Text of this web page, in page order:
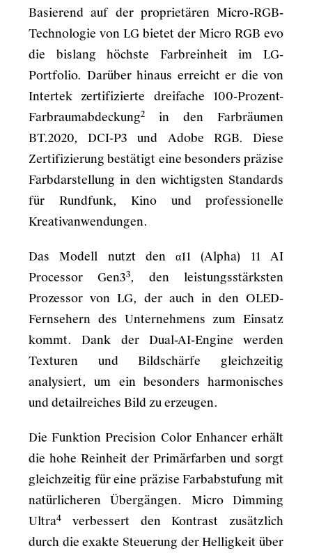
Basierend auf der proprietären Micro-RGB-
Technologie von LG bietet der Micro RGB evo
die bislang höchste Farbreinheit im LG-
Portfolio. Darüber hinaus erreicht er die von
Intertek zertifizierte dreifache 100-Prozent-
Farbraumabdeckung2
in den Farbräumen
BT.2020, DCI-P3 und Adobe RGB. Diese
Zertifizierung bestätigt eine besonders präzise
Farbdarstellung in den wichtigsten Standards
für Rundfunk, Kino und professionelle
Kreativanwendungen.
Das Modell nutzt den α11 (Alpha) 11 AI
Processor Gen33, den leistungsstärksten
Prozessor von LG, der auch in den OLED-
Fernsehern des Unternehmens zum Einsatz
kommt. Dank der Dual-AI-Engine werden
Texturen und Bildschärfe gleichzeitig
analysiert, um ein besonders harmonisches
und detailreiches Bild zu erzeugen.
Die Funktion Precision Color Enhancer erhält
die hohe Reinheit der Primärfarben und sorgt
gleichzeitig für eine präzise Farbabstufung mit
natürlicheren Übergängen. Micro Dimming
Ultra4
verbessert den Kontrast zusätzlich
durch die exakte Steuerung der Helligkeit über